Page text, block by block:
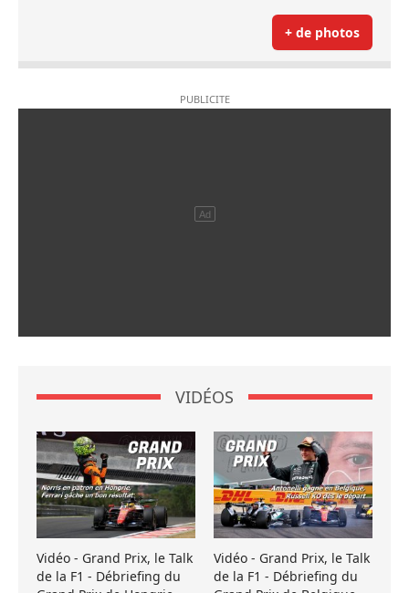
+ de photos
VIDÉOS
Vidéo - Grand Prix, le Talk
de la F1 - Débriefing du
Vidéo - Grand Prix, le Talk
de la F1 - Débriefing du